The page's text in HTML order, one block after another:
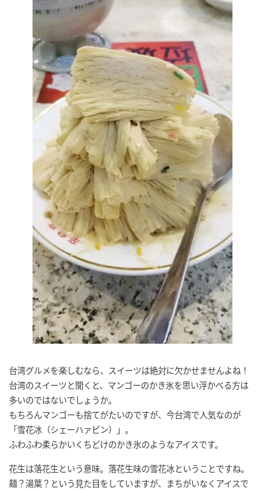
台湾グルメを楽しむなら、スイーツは絶対に欠かせませんよね！
台湾のスイーツと聞くと、マンゴーのかき氷を思い浮かべる方は
多いのではないでしょうか。
もちろんマンゴーも捨てがたいのですが、今台湾で人気なのが
「雪花冰（シェーハァピン）」。
ふわふわ柔らかいくちどけのかき氷のようなアイスです。
花生は落花生という意味。落花生味の雪花冰ということですね。
麺？湯葉？という見た目をしていますが、まちがいなくアイスで